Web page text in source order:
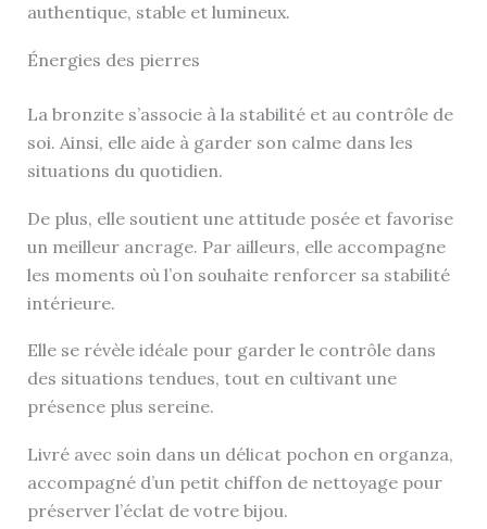
authentique, stable et lumineux.
Énergies des pierres
La bronzite s’associe à la stabilité et au contrôle de
soi. Ainsi, elle aide à garder son calme dans les
situations du quotidien.
De plus, elle soutient une attitude posée et favorise
un meilleur ancrage. Par ailleurs, elle accompagne
les moments où l’on souhaite renforcer sa stabilité
intérieure.
Elle se révèle idéale pour garder le contrôle dans
des situations tendues, tout en cultivant une
présence plus sereine.
Livré avec soin dans un délicat pochon en organza,
accompagné d’un petit chiffon de nettoyage pour
préserver l’éclat de votre bijou.